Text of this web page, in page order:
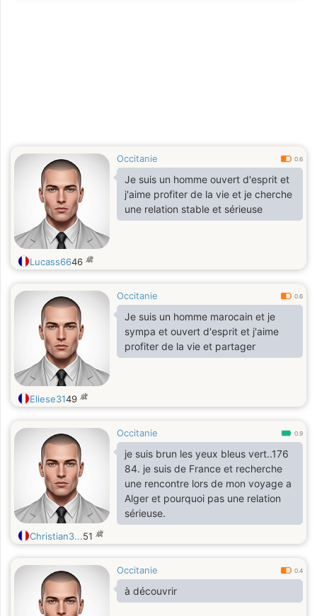
Occitanie 0.6
Je suis un homme ouvert d'esprit et
j'aime profiter de la vie et je cherche
une relation stable et sérieuse
Lucass6646 歳
Occitanie 0.6
Je suis un homme marocain et je
sympa et ouvert d'esprit et j'aime
profiter de la vie et partager
Eliese3149 歳
Occitanie 0.9
je suis brun les yeux bleus vert..176
84. je suis de France et recherche
une rencontre lors de mon voyage a
Alger et pourquoi pas une relation
sérieuse.
Christian3...51 歳
Occitanie 0.4
à découvrir